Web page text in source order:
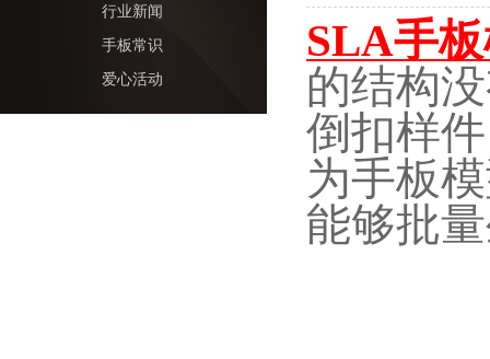
SLA手
的结构
倒扣样
为手板
能够批
行业新闻
手板常识
爱心活动